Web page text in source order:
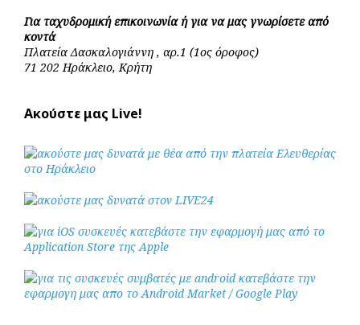
Για ταχυδρομική επικοινωνία ή για να μας γνωρίσετε από
κοντά
Πλατεία Δασκαλογιάννη , αρ.1 (1ος όροφος)
71 202 Ηράκλειο, Κρήτη
Ακούστε μας Live!